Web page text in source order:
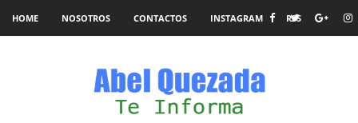
HOME NOSOTROS CONTACTOS INSTAGRAM RSS